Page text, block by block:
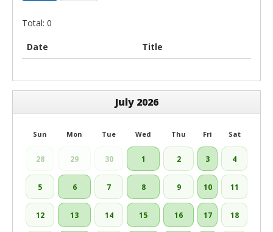
Total: 0
Date Title
July 2026
Sun Mon Tue Wed Thu Fri Sat
28 29 30 1 2 3 4
5 6 7 8 9 10 11
12 13 14 15 16 17 18